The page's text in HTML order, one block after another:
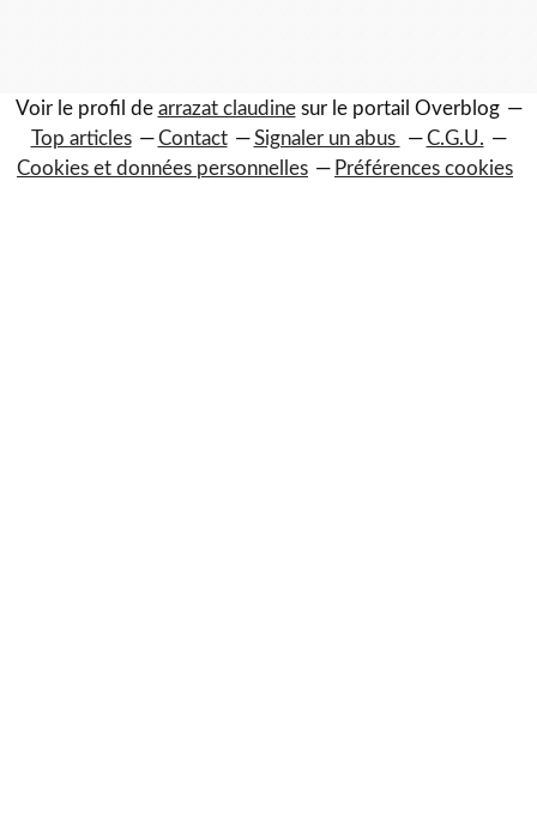
Voir le profil de arrazat claudinesur le portail Overblog
Top articles
Contact Signaler un abus
C.G.U.
Cookies et données personnelles
Préférences cookies